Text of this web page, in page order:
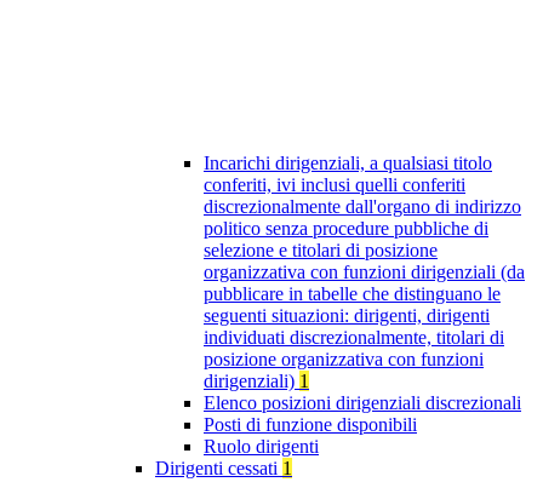
Incarichi dirigenziali, a qualsiasi titolo
conferiti, ivi inclusi quelli conferiti
discrezionalmente dall'organo di indirizzo
politico senza procedure pubbliche di
selezione e titolari di posizione
organizzativa con funzioni dirigenziali (da
pubblicare in tabelle che distinguano le
seguenti situazioni: dirigenti, dirigenti
individuati discrezionalmente, titolari di
posizione organizzativa con funzioni
dirigenziali) 1
Elenco posizioni dirigenziali discrezionali
Posti di funzione disponibili
Ruolo dirigenti
Dirigenti cessati 1